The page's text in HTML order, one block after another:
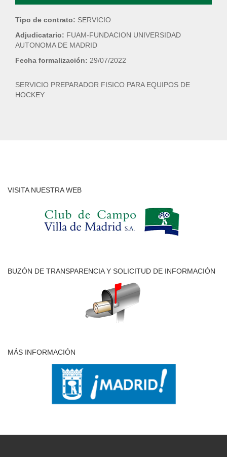
Tipo de contrato: SERVICIO
Adjudicatario: FUAM-FUNDACION UNIVERSIDAD
AUTONOMA DE MADRID
Fecha formalización: 29/07/2022
SERVICIO PREPARADOR FISICO PARA EQUIPOS DE
HOCKEY
VISITA NUESTRA WEB
BUZÓN DE TRANSPARENCIA Y SOLICITUD DE INFORMACIÓN
MÁS INFORMACIÓN